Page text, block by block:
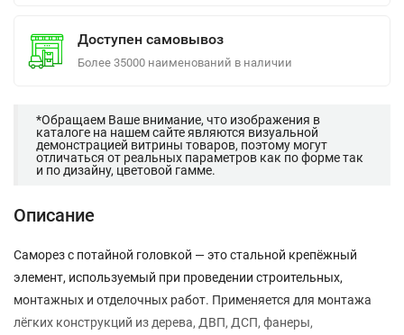
Доступен самовывоз
Более 35000 наименований в наличии
*Обращаем Ваше внимание, что изображения в
каталоге на нашем сайте являются визуальной
демонстрацией витрины товаров, поэтому могут
отличаться от реальных параметров как по форме так
и по дизайну, цветовой гамме.
Описание
Саморез с потайной головкой — это стальной крепёжный
элемент, используемый при проведении строительных,
монтажных и отделочных работ. Применяется для монтажа
лёгких конструкций из дерева, ДВП, ДСП, фанеры,